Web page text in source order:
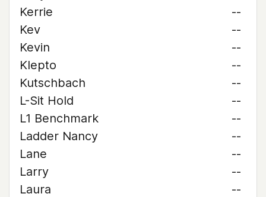
Kerrie
--
Kev
--
Kevin
--
Klepto
--
Kutschbach
--
L-Sit Hold
--
L1 Benchmark
--
Ladder Nancy
--
Lane
--
Larry
--
Laura
--